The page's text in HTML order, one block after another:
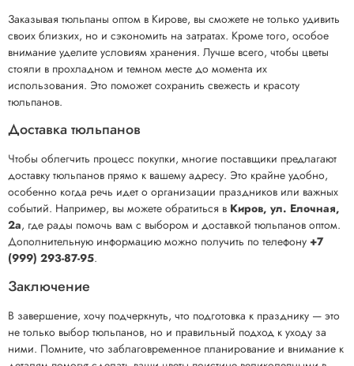
Заказывая тюльпаны оптом в Кирове, вы сможете не только удивить
своих близких, но и сэкономить на затратах. Кроме того, особое
внимание уделите условиям хранения. Лучше всего, чтобы цветы
стояли в прохладном и темном месте до момента их
использования. Это поможет сохранить свежесть и красоту
тюльпанов.
Доставка тюльпанов
Чтобы облегчить процесс покупки, многие поставщики предлагают
доставку тюльпанов прямо к вашему адресу. Это крайне удобно,
особенно когда речь идет о организации праздников или важных
событий. Например, вы можете обратиться в Киров, ул. Елочная,
2а, где рады помочь вам с выбором и доставкой тюльпанов оптом.
Дополнительную информацию можно получить по телефону +7
(999) 293-87-95.
Заключение
В завершение, хочу подчеркнуть, что подготовка к празднику — это
не только выбор тюльпанов, но и правильный подход к уходу за
ними. Помните, что заблаговременное планирование и внимание к